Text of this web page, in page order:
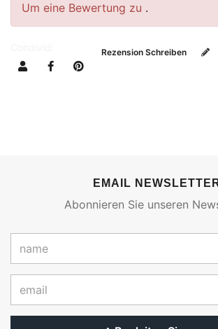
Um eine Bewertung zu .
Rezension Schreiben
EMAIL
Abonnieren Sie unseren